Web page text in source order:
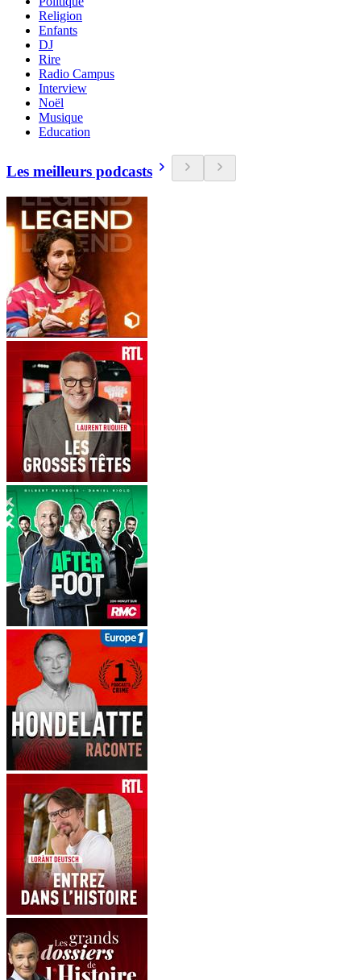
Religion
Enfants
DJ
Rire
Radio Campus
Interview
Noël
Musique
Education
Les meilleurs podcasts